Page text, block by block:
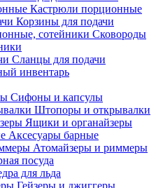
Кастрюли порционные
Корзины для подачи
Сковороды
Сланцы для подачи
инвентарь
Сифоны и капсулы
Штопоры и открывалки
Ящики и органайзеры
Аксесуары барные
Атомайзеры и риммеры
посуда
для льда
Гейзеры и джиггеры